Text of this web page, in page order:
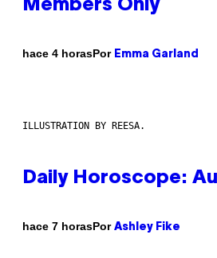
Members Only
hace 4 horasPor Emma Garland
ILLUSTRATION BY REESA.
Daily Horoscope:
hace 7 horasPor Ashley Fike